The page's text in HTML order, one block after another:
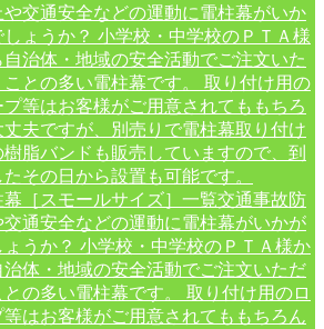
や交通安全などの運動に電柱幕がいか
しょうか？ 小学校・中学校のＰＴＡ様
自治体・地域の安全活動でご注文いた
ことの多い電柱幕です。 取り付け用の
プ等はお客様がご用意されてももちろ
丈夫ですが、別売りで電柱幕取り付け
樹脂バンドも販売していますので、到
その日から設置も可能です。
幕［スモールサイズ］一覧交通事故防
交通安全などの運動に電柱幕がいかが
ょうか？ 小学校・中学校のＰＴＡ様か
治体・地域の安全活動でご注文いただ
との多い電柱幕です。 取り付け用のロ
等はお客様がご用意されてももちろん